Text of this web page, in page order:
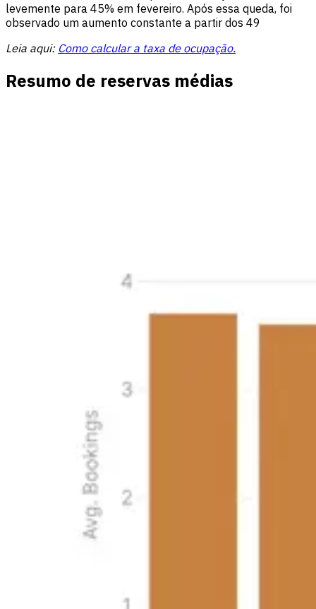
levemente para 45% em fevereiro. Após essa queda, foi
observado um aumento constante a partir dos 49
Leia aqui: Como calcular a taxa de ocupação.
Resumo de reservas médias